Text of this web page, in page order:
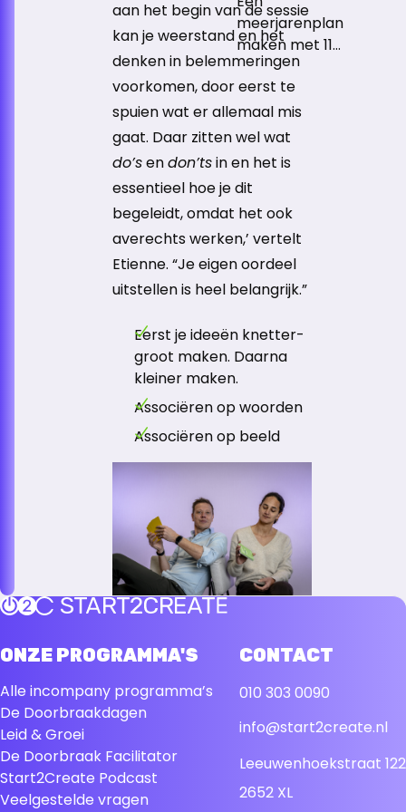
aan het begin van de sessie
kan je weerstand en het
denken in belemmeringen
voorkomen, door eerst te
spuien wat er allemaal mis
gaat. Daar zitten wel wat
do’sendon’tsin en het is
essentieel hoe je dit
begeleidt, omdat het ook
averechts werken,’ vertelt
Etienne. “Je eigen oordeel
uitstellen is heel belangrijk.”
Eerst je ideeën knetter-
groot maken. Daarna
kleiner maken.
Associëren op woorden
Associëren op beeld
meerjarenplan
maken met 110
medewerkers
– in een
strategisch
traject van 7
strategische
deed
Start2Create
bij een ROC in
het midden
van het land.
creatief
denken...
Terug naar de startpagina
ONZE PROGRAMMA'S
Alle incompany programma’s
De Doorbraakdagen
Leid & Groei
De Doorbraak Facilitator
Start2Create Podcast
Veelgestelde vragen
CONTACT
010 303 0090
info@start2create.nl
Leeuwenhoekstraat 122
2652 XL